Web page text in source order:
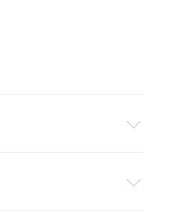
Toimituskulut